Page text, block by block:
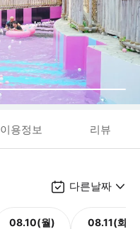
이용정보 리뷰
다른날짜
08.10(월) 08.11(화)